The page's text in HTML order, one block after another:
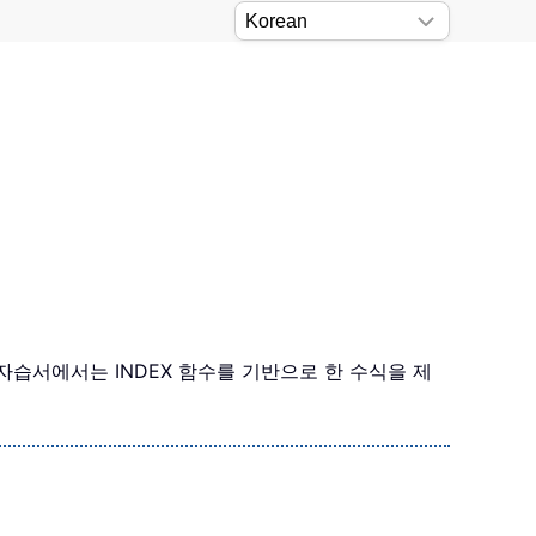
서에서는 INDEX 함수를 기반으로 한 수식을 제